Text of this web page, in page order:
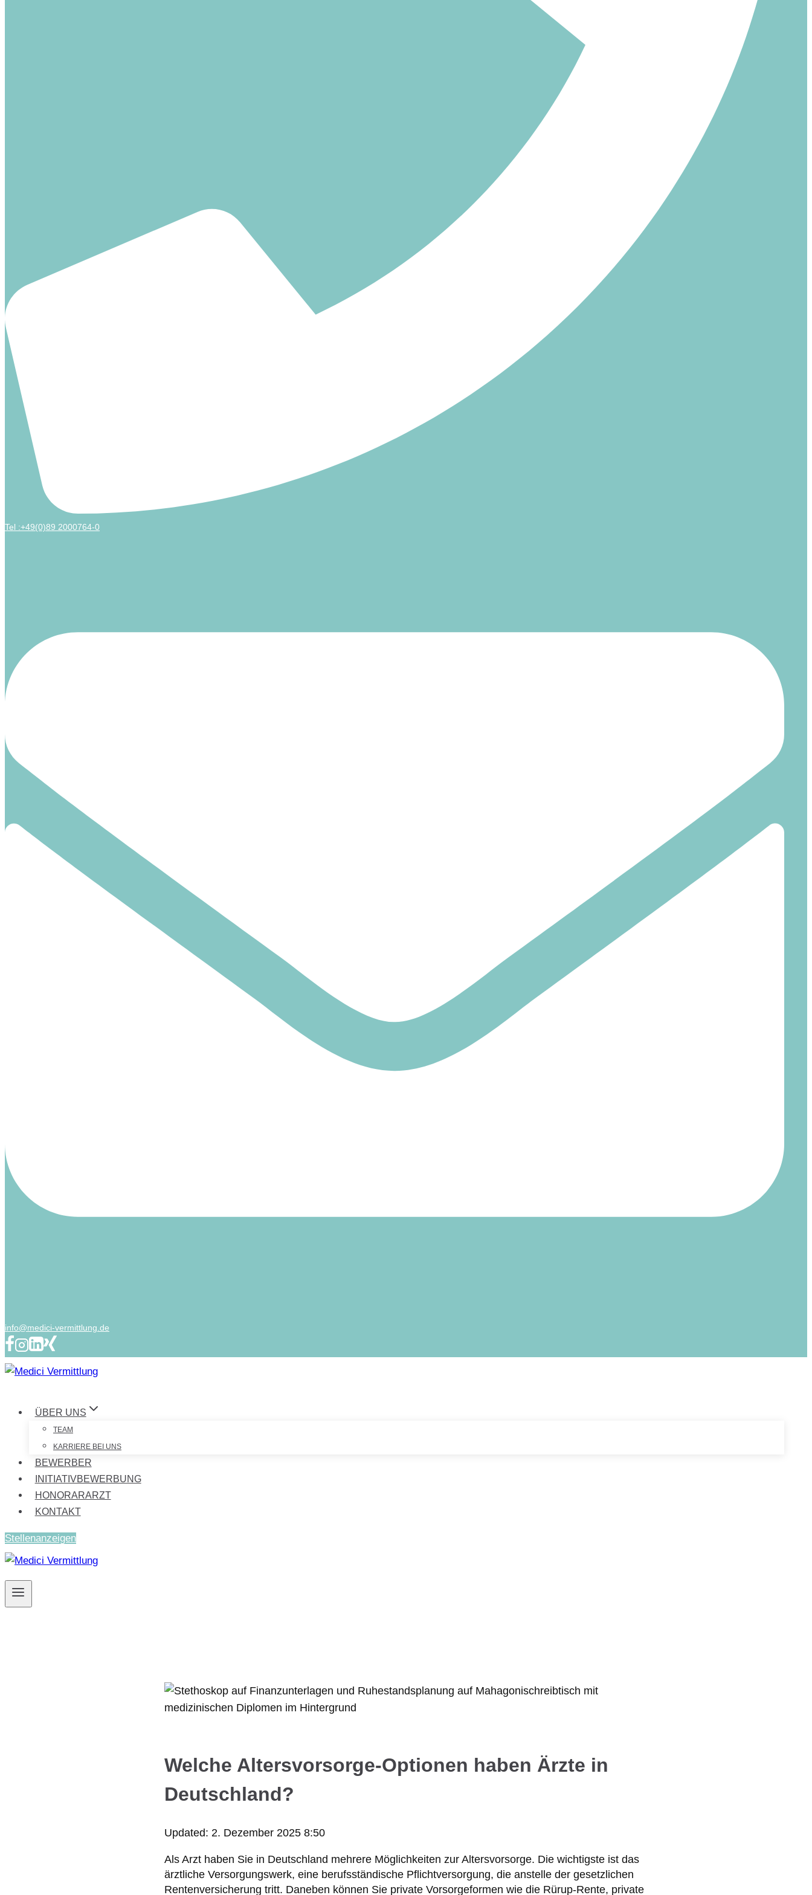
Tel :+49(0)89 2000764-0
info@medici-vermittlung.de
ÜBER UNS
TEAM
KARRIERE BEI UNS
BEWERBER
INITIATIVBEWERBUNG
HONORARARZT
KONTAKT
Stellenanzeigen
Welche Altersvorsorge-Optionen haben Ärzte in
Deutschland?
Updated: 2. Dezember 2025 8:50
Als Arzt haben Sie in Deutschland mehrere Möglichkeiten zur Altersvorsorge. Die wichtigste ist das
ärztliche Versorgungswerk, eine berufsständische Pflichtversorgung, die anstelle der gesetzlichen
Rentenversicherung tritt. Daneben können Sie private Vorsorgeformen wie die Rürup-Rente, private